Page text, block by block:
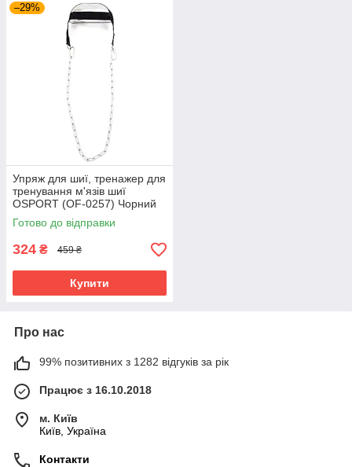
–29%
Упряж для шиї, тренажер для
тренування м'язів шиї
OSPORT (OF-0257) Чорний
Готово до відправки
324 ₴ 459 ₴
Купити
Про нас
99% позитивних з 1282 відгуків за рік
Працює з 16.10.2018
м. Київ
Київ, Україна
Контакти